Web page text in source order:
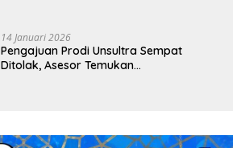
14 Januari 2026
Pengajuan Prodi Unsultra Sempat
Ditolak, Asesor Temukan